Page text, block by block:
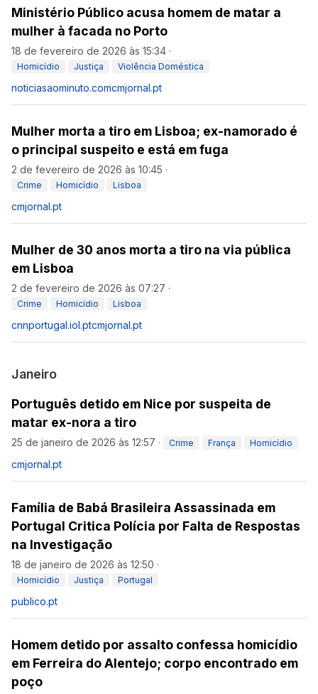
Ministério Público acusa homem de matar a
mulher à facada no Porto
18 de fevereiro de 2026 às 15:34 ·
Homicídio Justiça Violência Doméstica
noticiasaominuto.comcmjornal.pt
Mulher morta a tiro em Lisboa; ex-namorado é
o principal suspeito e está em fuga
2 de fevereiro de 2026 às 10:45 ·
Crime Homicídio Lisboa
cmjornal.pt
Mulher de 30 anos morta a tiro na via pública
em Lisboa
2 de fevereiro de 2026 às 07:27 ·
Crime Homicídio Lisboa
cnnportugal.iol.ptcmjornal.pt
Janeiro
Português detido em Nice por suspeita de
matar ex-nora a tiro
25 de janeiro de 2026 às 12:57 · Crime França Homicídio
cmjornal.pt
Família de Babá Brasileira Assassinada em
Portugal Critica Polícia por Falta de Respostas
na Investigação
18 de janeiro de 2026 às 12:50 ·
Homicídio Justiça Portugal
publico.pt
Homem detido por assalto confessa homicídio
em Ferreira do Alentejo; corpo encontrado em
poço